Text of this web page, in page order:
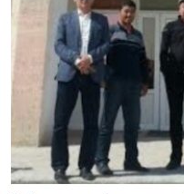
ТОҶИКӢ
TÜRKMENÇE
Все сайты РСЕ/РС